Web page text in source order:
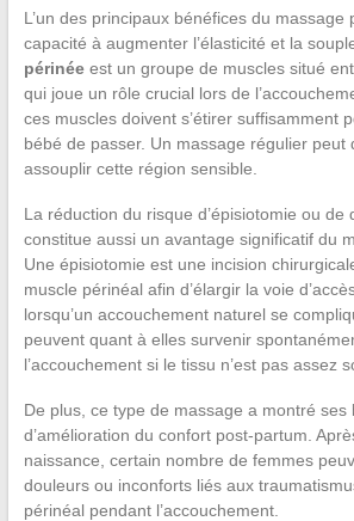
L’un des principaux bénéfices du massage
capacité à augmenter l’élasticité et la
périnéeest un groupe de muscles situé
qui joue un rôle crucial lors de
ces muscles doivent s’étirer suffisamment
bébé de passer. Un massage régulier peut
assouplir cette région sensible.
La réduction du risque d’épisiotomie ou de
constitue aussi un avantage significatif du
Une épisiotomie est une incision
muscle périnéal afin d’élargir la voie
lorsqu’un accouchement naturel se
peuvent quant à elles survenir
l’accouchement si le tissu n’est pas assez
De plus, ce type de massage a montré ses
d’amélioration du confort post-partum.
naissance, certain nombre de femmes
douleurs ou inconforts liés aux
périnéal pendant l’accouchement.